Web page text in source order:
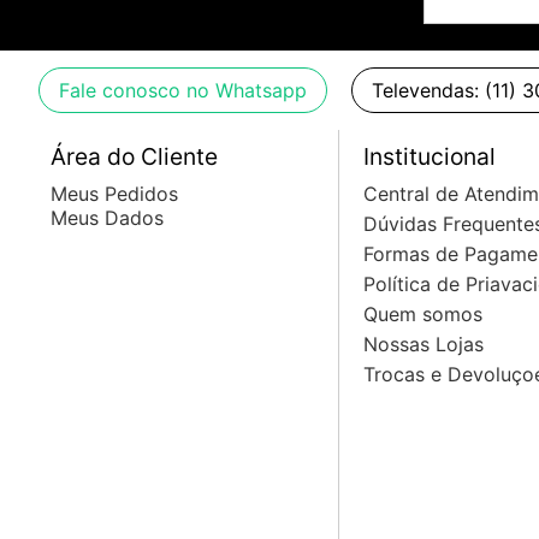
Fale conosco no Whatsapp Televendas: (11)
Área do Cliente
Meus Pedidos
Meus Dados
Institucional
Central de
Dúvidas
Formas de
Política de
Quem somos
Nossas Lojas
Trocas e